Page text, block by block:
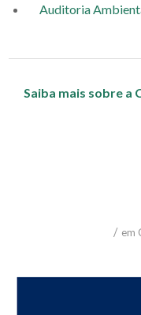
Auditoria
Saiba mais sobre
/ em